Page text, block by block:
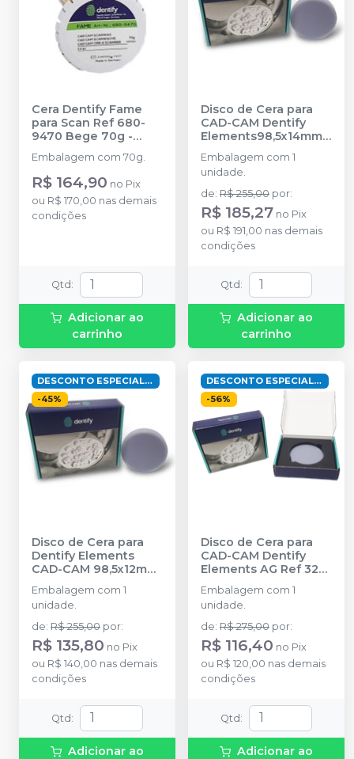
Cera Dentify Fame
para Scan Ref 680-
9470 Bege 70g -
DENTIFY
Embalagem com 70g.
R$ 164,90 no Pix
ou R$ 170,00 nas demais
condições
Qtd :
Adicionar ao
carrinho
Disco de Cera para
CAD-CAM Dentify
Elements98,5x14mm
Ref 312-0314 Azul
DENTIFY
Embalagem com 1
unidade.
de: R$ 255,00 por:
R$ 185,27 no Pix
ou R$ 191,00 nas demais
condições
Qtd :
Adicionar ao
carrinho
DESCONTO ESPECIAL ! VENCIMENTO 30/11/26
-45%
Disco de Cera para
Dentify Elements
CAD-CAM 98,5x12mm
Ref 312-0312 Azul
DENTIFY
Embalagem com 1
unidade.
de: R$ 255,00 por:
R$ 135,80 no Pix
ou R$ 140,00 nas demais
condições
Qtd :
Adicionar ao
DESCONTO ESPECIAL ! VENCIMENTO 30/09/26
-56%
Disco de Cera para
CAD-CAM Dentify
Elements AG Ref 322-
0113 13mm Cinza
DENTIFY
Embalagem com 1
unidade.
de: R$ 275,00 por:
R$ 116,40 no Pix
ou R$ 120,00 nas demais
condições
Qtd :
Adicionar ao